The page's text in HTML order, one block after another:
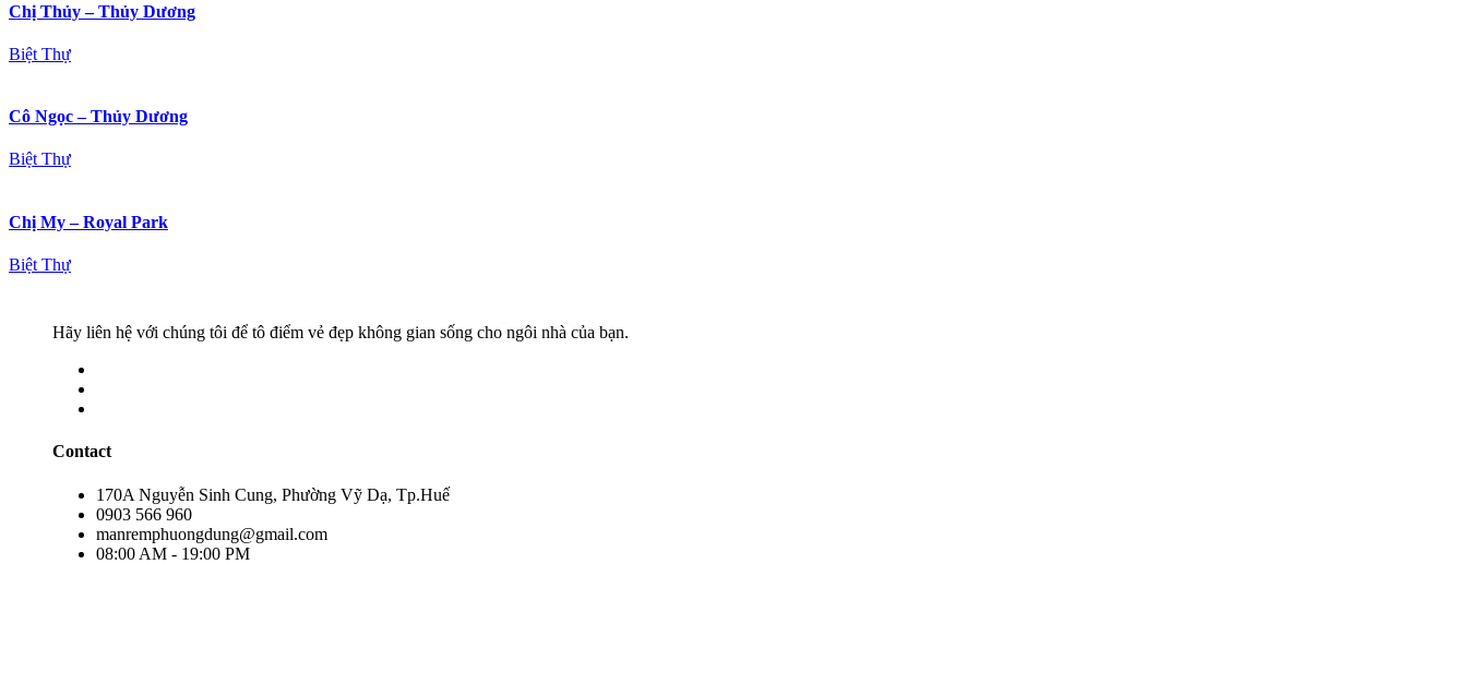
Chị Thủy – Thủy Dương
Biệt Thự
Cô Ngọc – Thủy Dương
Biệt Thự
Chị My – Royal Park
Biệt Thự
Hãy liên hệ với chúng tôi để tô điểm vẻ đẹp không gian sống cho ngôi nhà của bạn.
Contact
170A Nguyễn Sinh Cung, Phường Vỹ Dạ, Tp.Huế
0903 566 960
manremphuongdung@gmail.com
08:00 AM - 19:00 PM